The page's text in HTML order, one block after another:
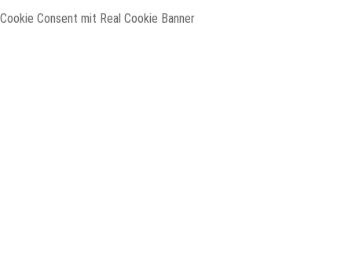
Cookie Consent mit Real Cookie Banner